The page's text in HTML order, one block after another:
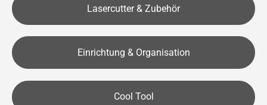
Lasercutter & Zubehör
Einrichtung & Organisation
Cool Tool